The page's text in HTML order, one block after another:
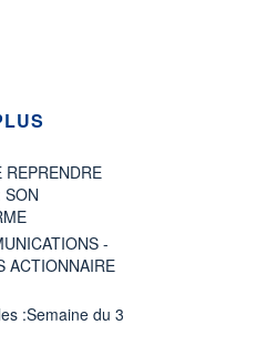
SON
-
ACTIONNAIRE
:Semaine du 3